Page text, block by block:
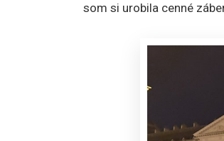
som si urobila cenné